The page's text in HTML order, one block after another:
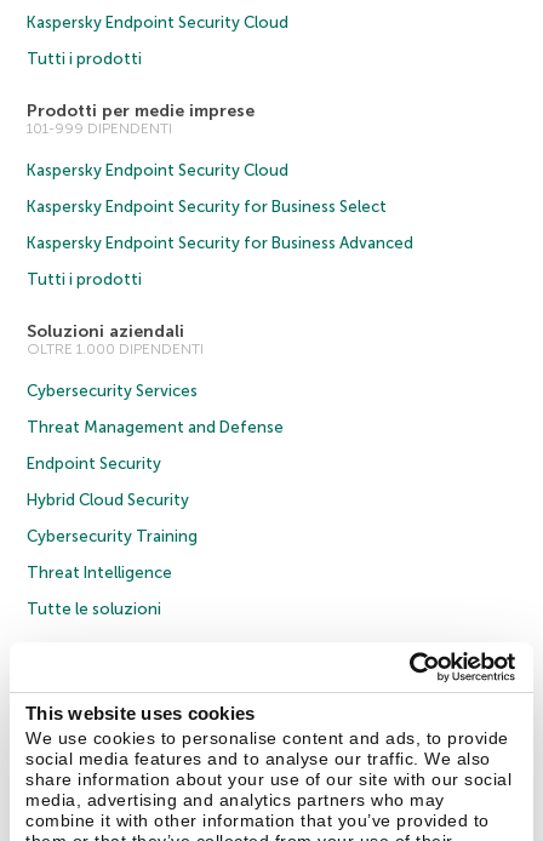
This website uses cookies
We use cookies to personalise content and ads, to provide
social media features and to analyse our traffic. We also
share information about your use of our site with our social
media, advertising and analytics partners who may
combine it with other information that you’ve provided to
Kaspersky Endpoint Security Cloud
Tutti i prodotti
Prodotti per medie imprese
101-999 DIPENDENTI
Kaspersky Endpoint Security Cloud
Kaspersky Endpoint Security for Business Select
Kaspersky Endpoint Security for Business Advanced
Tutti i prodotti
Soluzioni aziendali
OLTRE 1.000 DIPENDENTI
Cybersecurity Services
Threat Management and Defense
Endpoint Security
Hybrid Cloud Security
Cybersecurity Training
Threat Intelligence
Tutte le soluzioni
Informativa sulla privacy
Cookies
Contatti Chi siamo Partner Blog Centro risorse Comunicati stampa